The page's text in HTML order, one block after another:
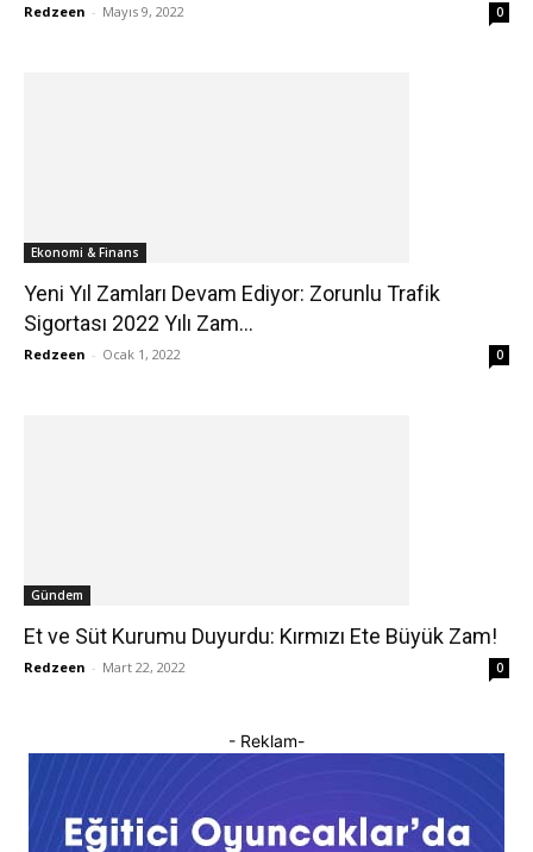
Redzeen - Mayıs 9, 2022 0
Ekonomi & Finans
Yeni Yıl Zamları Devam Ediyor: Zorunlu Trafik
Sigortası 2022 Yılı Zam...
Redzeen - Ocak 1, 2022 0
Gündem
Et ve Süt Kurumu Duyurdu: Kırmızı Ete Büyük Zam!
Redzeen - Mart 22, 2022 0
- Reklam-